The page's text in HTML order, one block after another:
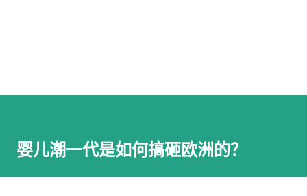
婴儿潮一代是如何搞砸欧洲的？